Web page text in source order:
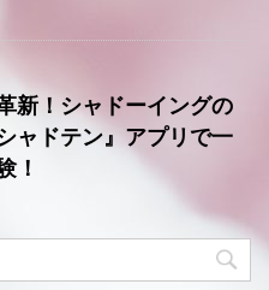
新！シャドーイングの
ャドテン』アプリで一
！